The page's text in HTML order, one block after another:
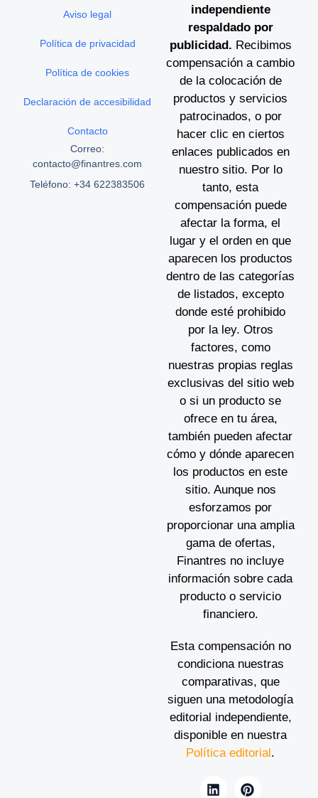
independiente
respaldado por
publicidad. Recibimos
compensación a cambio
de la colocación de
productos y servicios
patrocinados, o por
hacer clic en ciertos
enlaces publicados en
nuestro sitio. Por lo
tanto, esta
compensación puede
afectar la forma, el
lugar y el orden en que
aparecen los productos
dentro de las categorías
de listados, excepto
donde esté prohibido
por la ley. Otros
factores, como
nuestras propias reglas
exclusivas del sitio web
o si un producto se
ofrece en tu área,
también pueden afectar
cómo y dónde aparecen
los productos en este
sitio. Aunque nos
esforzamos por
proporcionar una amplia
gama de ofertas,
Finantres no incluye
información sobre cada
producto o servicio
financiero.
Esta compensación no
condiciona nuestras
comparativas, que
siguen una metodología
editorial independiente,
disponible en nuestra
Política editorial .
Aviso legal
Política de privacidad
Política de cookies
Declaración de accesibilidad
Contacto
Correo:
contacto@finantres.com
Teléfono: +34 622383506